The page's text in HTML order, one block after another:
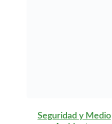
Socioculturales y a la